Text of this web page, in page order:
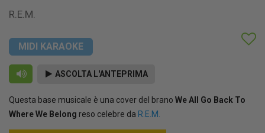
R.E.M.
MIDI KARAOKE
ASCOLTA L'ANTEPRIMA
Questa base musicale è una cover del brano We All Go Back To
Where We Belong reso celebre da R.E.M.